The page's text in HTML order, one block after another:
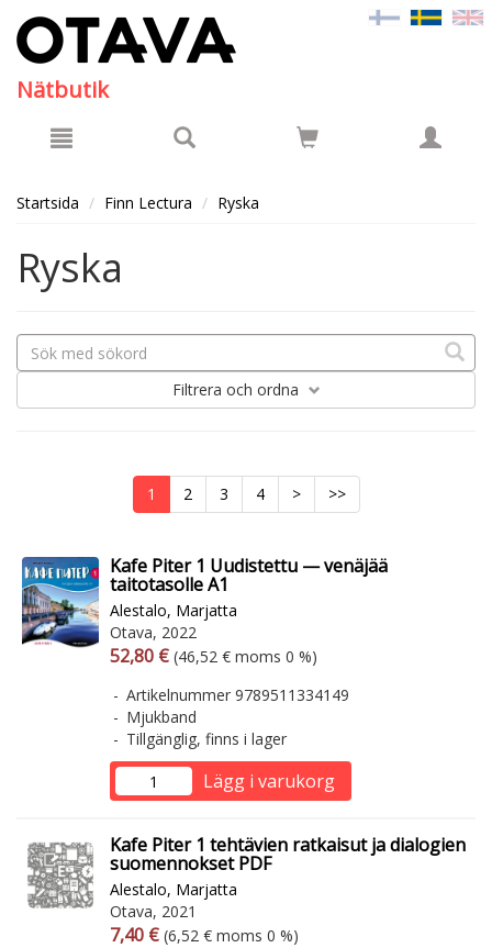
Nätbutik
Startsida Finn Lectura Ryska
Ryska
Filtrera och ordna
1 2 3 4 > >>
Kafe Piter 1 Uudistettu — venäjää
taitotasolle A1
Alestalo, Marjatta
Otava, 2022
Arvonlisäverollinen hinta
52,80 € Arvonlisäveroton hinta
(46,52 € moms 0 %)
Artikelnummer 9789511334149
Mjukband
Tillgänglig, finns i lager
Lägg i varukorg
Kafe Piter 1 tehtävien ratkaisut ja dialogien
suomennokset PDF
Alestalo, Marjatta
Otava, 2021
Arvonlisäverollinen hinta
7,40 € Arvonlisäveroton hinta
(6,52 € moms 0 %)